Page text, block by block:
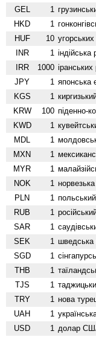
GEL 1
HKD 1
HUF 10
INR 1 індійська
IRR 1000 іранських
JPY 1 японська
KGS 1
KRW 100 піденно-
KWD 1
MDL 1
MXN 1
MYR 1
NOK 1
PLN 1
RUB 1
SAR 1
SEK 1 шведська
SGD 1
THB 1
TJS 1
TRY 1 нова
UAH 1
USD 1 долар